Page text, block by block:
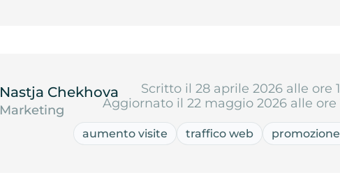
Nastja Chekhova
Marketing
Scritto il 28 aprile 2026 alle ore
Aggiornato il 22 maggio 2026 alle ore
aumento visite traffico web